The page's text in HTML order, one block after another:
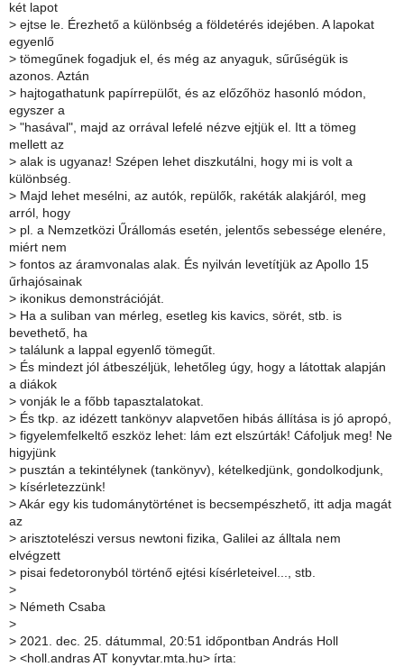
két lapot
> ejtse le. Érezhető a különbség a földetérés idejében. A lapokat
egyenlő
> tömegűnek fogadjuk el, és még az anyaguk, sűrűségük is
azonos. Aztán
> hajtogathatunk papírrepülőt, és az előzőhöz hasonló módon,
egyszer a
> "hasával", majd az orrával lefelé nézve ejtjük el. Itt a tömeg
mellett az
> alak is ugyanaz! Szépen lehet diszkutálni, hogy mi is volt a
különbség.
> Majd lehet mesélni, az autók, repülők, rakéták alakjáról, meg
arról, hogy
> pl. a Nemzetközi Űrállomás esetén, jelentős sebessége elenére,
miért nem
> fontos az áramvonalas alak. És nyilván levetítjük az Apollo 15
űrhajósainak
> ikonikus demonstrációját.
> Ha a suliban van mérleg, esetleg kis kavics, sörét, stb. is
bevethető, ha
> találunk a lappal egyenlő tömegűt.
> És mindezt jól átbeszéljük, lehetőleg úgy, hogy a látottak alapján
a diákok
> vonják le a főbb tapasztalatokat.
> És tkp. az idézett tankönyv alapvetően hibás állítása is jó apropó,
> figyelemfelkeltő eszköz lehet: lám ezt elszúrták! Cáfoljuk meg! Ne
higyjünk
> pusztán a tekintélynek (tankönyv), kételkedjünk, gondolkodjunk,
> kísérletezzünk!
> Akár egy kis tudománytörténet is becsempészhető, itt adja magát
az
> arisztotelészi versus newtoni fizika, Galilei az álltala nem
elvégzett
> pisai fedetoronyból történő ejtési kísérleteivel..., stb.
>
> Németh Csaba
>
> 2021. dec. 25. dátummal, 20:51 időpontban András Holl
> <holl.andras AT konyvtar.mta.hu> írta: